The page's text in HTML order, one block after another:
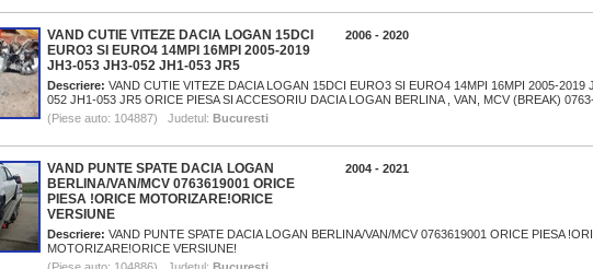
VAND CUTIE VITEZE DACIA LOGAN 15DCI
EURO3 SI EURO4 14MPI 16MPI 2005-2019
JH3-053 JH3-052 JH1-053 JR5
2006 - 2020
Descriere: VAND CUTIE VITEZE DACIA LOGAN 15DCI EURO3 SI EURO4 14MPI 16MPI 2005-2019
052 JH1-053 JR5 ORICE PIESA SI ACCESORIU DACIA LOGAN BERLINA , VAN, MCV (BREAK)
LIVREZ IN TARA IN 24
(Piese auto: 104887) Judetul: Bucuresti
VAND PUNTE SPATE DACIA LOGAN
BERLINA/VAN/MCV 0763619001 ORICE
PIESA !ORICE MOTORIZARE!ORICE
VERSIUNE
2004 - 2021
Descriere: VAND PUNTE SPATE DACIA LOGAN BERLINA/VAN/MCV 0763619001 ORICE PIESA
MOTORIZARE!ORICE VERSIUNE!